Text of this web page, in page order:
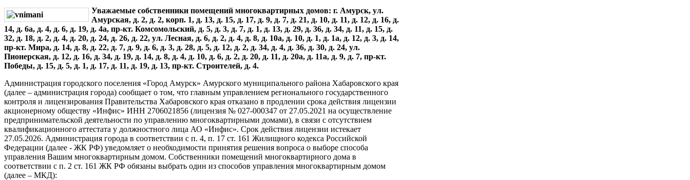
Уважаемые собственники помещений многоквартирных домов: г. Амурск, ул.
Амурская, д. 2, д. 2, корп. 1, д. 13, д. 15, д. 17, д. 9, д. 7, д. 21, д. 10, д. 11, д. 12, д. 16, д.
14, д. 6а, д. 4, д. 6, д. 19, д. 4а, пр-кт. Комсомольский, д. 5, д. 3, д. 7, д. 1, д. 13, д. 29, д. 36, д. 34, д. 11, д. 15, д.
32, д. 18, д. 2, д. 4, д. 20, д. 24, д. 26, д. 22, ул. Лесная, д. 6, д. 2, д. 4, д. 8, д. 10а, д. 10, д. 1, д. 1а, д. 12, д. 3, д. 14,
пр-кт. Мира, д. 14, д. 8, д. 22, д. 7, д. 9, д. 6, д. 3, д. 28, д. 5, д. 12, д. 2, д. 34, д. 4, д. 36, д. 30, д. 24, ул.
Пионерская, д. 12, д. 16, д. 34, д. 19, д. 14, д. 8, д. 4, д. 10, д. 6, д. 2, д. 20, д. 11, д. 20а, д. 11а, д. 9, д. 7, пр-кт.
Победы, д. 15, д. 5, д. 1, д. 17, д. 11, д. 19, д. 13, пр-кт. Строителей, д. 4.
Администрация городского поселения «Город Амурск» Амурского муниципального района Хабаровского края
(далее – администрация города) сообщает о том, что главным управлением регионального государственного
контроля и лицензирования Правительства Хабаровского края отказано в продлении срока действия лицензии
акционерному обществу «Инфис» ИНН 2706021856 (лицензия № 027-000347 от 27.05.2021 на осуществление
предпринимательской деятельности по управлению многоквартирными домами), в связи с отсутствием
квалификационного аттестата у должностного лица АО «Инфис». Срок действия лицензии истекает
27.05.2026. Администрация города в соответствии с п. 4, п. 17 ст. 161 Жилищного кодекса Российской
Федерации (далее - ЖК РФ) уведомляет о необходимости принятия решения вопроса о выборе способа
управления Вашим многоквартирным домом. Собственники помещений многоквартирного дома в
соответствии с п. 2 ст. 161 ЖК РФ обязаны выбрать один из способов управления многоквартирным домом
(далее – МКД):